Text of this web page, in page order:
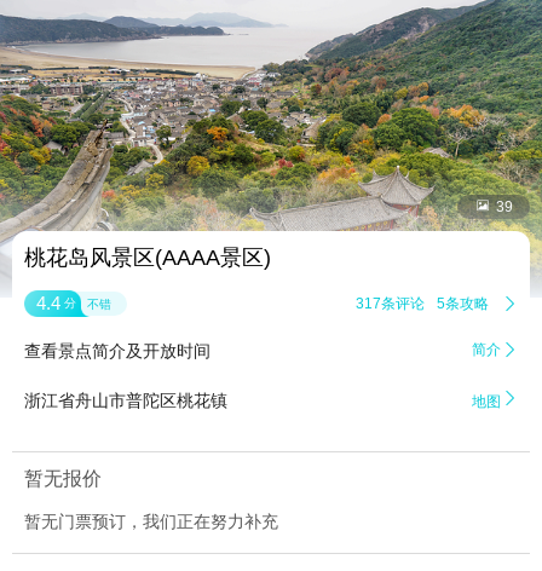
 39
桃花岛风景区(AAAA景区)
4.4 分 不错 317条评论 5条攻略 
查看景点简介及开放时间 简介 
浙江省舟山市普陀区桃花镇 地图 
暂无报价
暂无门票预订，我们正在努力补充
